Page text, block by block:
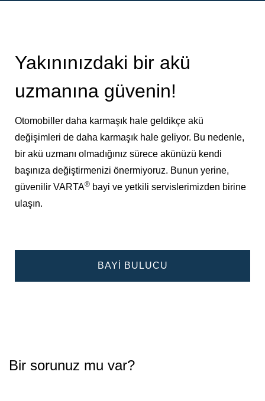
Yakınınızdaki bir akü
uzmanına güvenin!
Otomobiller daha karmaşık hale geldikçe akü
değişimleri de daha karmaşık hale geliyor. Bu nedenle,
bir akü uzmanı olmadığınız sürece akünüzü kendi
başınıza değiştirmenizi önermiyoruz. Bunun yerine,
güvenilir VARTA® bayi ve yetkili servislerimizden birine
ulaşın.
BAYI BULUCU
Bir sorunuz mu var?